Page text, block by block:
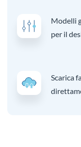
Modelli
per il
Scarica